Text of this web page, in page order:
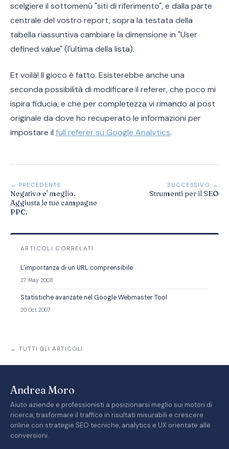
scelgiere il sottomenù "siti di riferimento", e dalla parte
centrale del vostro report, sopra la testata della
tabella riassuntiva cambiare la dimensione in "User
defined value" (l'ultima della lista).
Et voilà! Il gioco è fatto. Esisterebbe anche una
seconda possibilità di modificare il referer, che poco mi
ispira fiducia, e che per completezza vi rimando al post
originale da dove ho recuperato le informazioni per
impostare il full referer su Google Analytics.
← PRECEDENTE
Negativo e' meglio.
Aggiusta le tue campagne
PPC.
SUCCESSIVO →
Strumenti per il SEO
ARTICOLI CORRELATI
L'importanza di un URL comprensibile
27 May 2008
Statistiche avanzate nel Google Webmaster Tool
20 Oct 2007
← TUTTI GLI ARTICOLI
Andrea Moro
Aiuto aziende e professionisti a posizionarsi meglio sui motori di
ricerca, trasformare il traffico in risultati misurabili e crescere
online con strategie SEO tecniche, analytics e UX orientate alle
conversioni.